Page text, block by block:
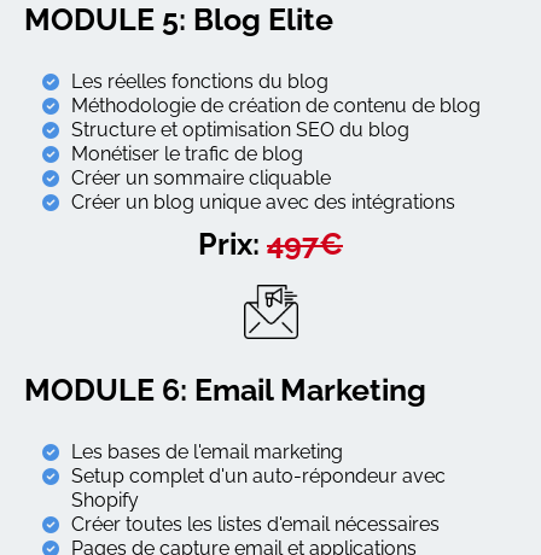
MODULE 5: Blog Elite
Les réelles fonctions du blog
Méthodologie de création de contenu de blog
Structure et optimisation SEO du blog
Monétiser le trafic de blog
Créer un sommaire cliquable
Créer un blog unique avec des intégrations
Prix: 497€
MODULE 6: Email Marketing
Les bases de l'email marketing
Setup complet d'un auto-répondeur avec
Shopify
Créer toutes les listes d'email nécessaires
Pages de capture email et applications